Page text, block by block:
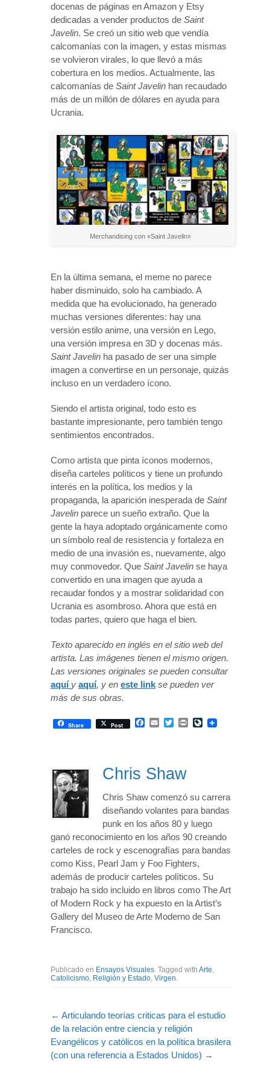
docenas de páginas en Amazon y Etsy
dedicadas a vender productos de Saint
Javelin. Se creó un sitio web que vendía
calcomanías con la imagen, y estas mismas
se volvieron virales, lo que llevó a más
cobertura en los medios. Actualmente, las
calcomanías de Saint Javelin han recaudado
más de un millón de dólares en ayuda para
Ucrania.
Merchandising con «Saint Javelin»
En la última semana, el meme no parece
haber disminuido, solo ha cambiado. A
medida que ha evolucionado, ha generado
muchas versiones diferentes: hay una
versión estilo anime, una versión en Lego,
una versión impresa en 3D y docenas más.
Saint Javelin ha pasado de ser una simple
imagen a convertirse en un personaje, quizás
incluso en un verdadero ícono.
Siendo el artista original, todo esto es
bastante impresionante, pero también tengo
sentimientos encontrados.
Como artista que pinta íconos modernos,
diseña carteles políticos y tiene un profundo
interés en la política, los medios y la
propaganda, la aparición inesperada de Saint
Javelin parece un sueño extraño. Que la
gente la haya adoptado orgánicamente como
un símbolo real de resistencia y fortaleza en
medio de una invasión es, nuevamente, algo
muy conmovedor. Que Saint Javelin se haya
convertido en una imagen que ayuda a
recaudar fondos y a mostrar solidaridad con
Ucrania es asombroso. Ahora que está en
todas partes, quiero que haga el bien.
Texto aparecido en inglés en el sitio web del
artista. Las imágenes tienen el mismo origen.
Las versiones originales se pueden consultar
aquí y aquí, y en este link se pueden ver
más de sus obras.
Share Post Facebook
EmailTwitterPrintLiveJournal
Chris Shaw
Chris Shaw comenzó su carrera
diseñando volantes para bandas
punk en los años 80 y luego
ganó reconocimiento en los años 90 creando
carteles de rock y escenografías para bandas
como Kiss, Pearl Jam y Foo Fighters,
además de producir carteles políticos. Su
trabajo ha sido incluido en libros como The Art
of Modern Rock y ha expuesto en la Artist’s
Gallery del Museo de Arte Moderno de San
Francisco.
Publicado en Ensayos Visuales. Tagged with Arte,
Catolicismo, Religión y Estado, Virgen.
← Articulando teorías criticas para el estudio
de la relación entre ciencia y religión
Evangélicos y católicos en la política brasilera
(con una referencia a Estados Unidos) →